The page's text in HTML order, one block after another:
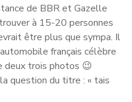
de BBR et Gazelle
à 15-20 personnes
être plus que sympa. Il
français célèbre
deux trois photos 😉
question du titre : « tais